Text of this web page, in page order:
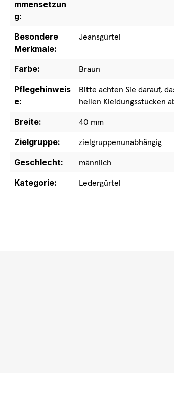
mmensetzun
g:
Besondere
Merkmale:
Jeansgürtel
Farbe:
Braun
Pflegehinweis
e:
Bitte achten Sie darauf,
hellen Kleidungsstücken
Breite:
40 mm
Zielgruppe:
zielgruppenunabhängig
Geschlecht:
männlich
Kategorie:
Ledergürtel